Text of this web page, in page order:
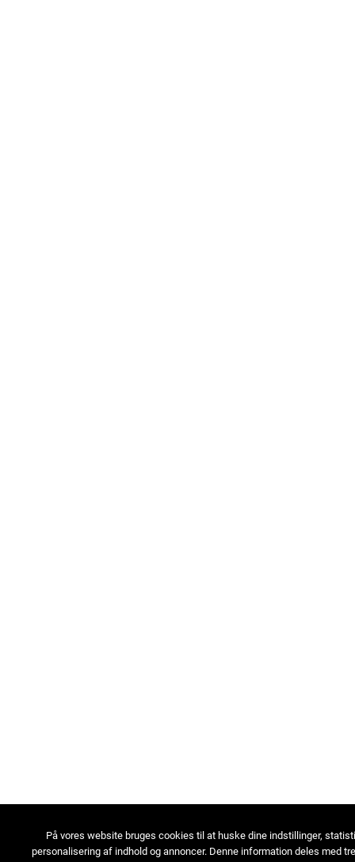
På vores website bruges cookies til at huske dine indstillinger,
personalisering af indhold og annoncer. Denne information deles med